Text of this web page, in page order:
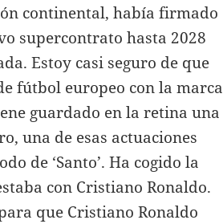
continental, había firmado
supercontrato hasta 2028
Estoy casi seguro de que
fútbol europeo con la marca
guardado en la retina una
una de esas actuaciones
de ‘Santo’. Ha cogido la
con Cristiano Ronaldo.
que Cristiano Ronaldo